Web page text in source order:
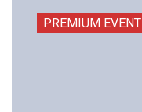
PREMIUM EVENT